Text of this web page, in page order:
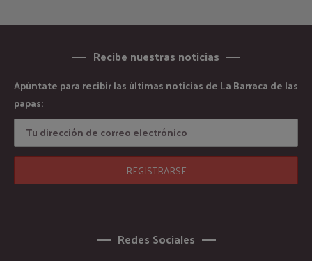
Recibe nuestras noticias
Apúntate para recibir las últimas noticias de La Barraca de las
papas:
Redes Sociales